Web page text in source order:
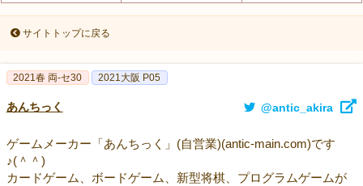
サイトトップに戻る
2021春 両-セ30 2021大阪 P05
あんちっく @antic_akira
ゲームメーカー「あんちっく」(自営業)(antic-main.com)です
♪(＾＾)
カードゲーム、ボードゲーム、新型将棋、プログラムゲームが